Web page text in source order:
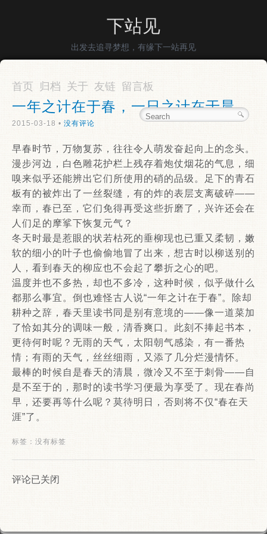
下站见
出发去追寻梦想，有缘下一站再见
首页 归档 关于 友链 留言板
一年之计在于春，一日之计在于晨
2015-03-18 • 没有评论
早春时节，万物复苏，往往令人萌发奋起向上的念头。
漫步河边，白色雕花护栏上残存着炮仗烟花的气息，细
嗅来似乎还能辨出它们所使用的硝的品级。足下的青石
板有的被炸出了一丝裂缝，有的炸的表层支离破碎——
幸而，春已至，它们免得再受这些折磨了，兴许还会在
人们足的摩挲下恢复元气？
冬天时最是惹眼的状若枯死的垂柳现也已重又柔韧，嫩
软的细小的叶子也偷偷地冒了出来，想古时以柳送别的
人，看到春天的柳应也不会起了攀折之心的吧。
温度并也不多热，却也不多冷，这种时候，似乎做什么
都那么事宜。倒也难怪古人说“一年之计在于春”。除却
耕种之辞，春天里读书同是别有意境的——像一道菜加
了恰如其分的调味一般，清香爽口。此刻不捧起书本，
更待何时呢？无雨的天气，太阳朝气感染，有一番热
情；有雨的天气，丝丝细雨，又添了几分烂漫情怀。
最棒的时候自是春天的清晨，微冷又不至于刺骨——自
是不至于的，那时的读书学习便最为享受了。现在春尚
早，还要再等什么呢？莫待明日，否则将不仅“春在天
涯”了。
标签：没有标签
评论已关闭